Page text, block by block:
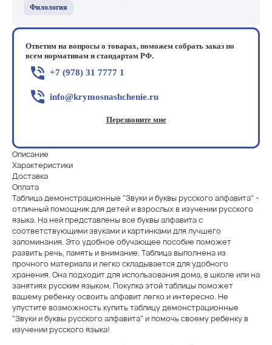
Филология
Ответим на вопросы о товарах, поможем собрать заказ по
всем нормативам и стандартам РФ.
+7 (978) 31 7777 1
info@krymosnashchenie.ru
Перезвоните мне
Описание
Характеристики
Доставка
Оплата
Таблица демонстрационные "Звуки и буквы русского алфавита" -
отличный помощник для детей и взрослых в изучении русского
языка. На ней представлены все буквы алфавита с
соответствующими звуками и картинками для лучшего
запоминания. Это удобное обучающее пособие поможет
развить речь, память и внимание. Таблица выполнена из
прочного материала и легко складывается для удобного
хранения. Она подходит для использования дома, в школе или на
занятиях русским языком. Покупка этой таблицы поможет
вашему ребенку освоить алфавит легко и интересно. Не
упустите возможность купить таблицу демонстрационные
"Звуки и буквы русского алфавита" и помочь своему ребенку в
изучении русского языка!